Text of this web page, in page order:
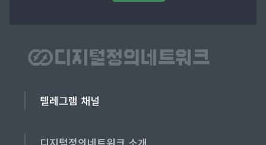
텔레그램 채널
디지털정의네트워크 소개